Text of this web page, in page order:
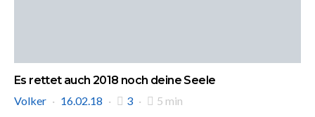
Es rettet auch 2018 noch deine Seele
Volker
16.02.18 3 5 min